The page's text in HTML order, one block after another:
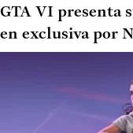
GTA VI presenta
en exclusiva por